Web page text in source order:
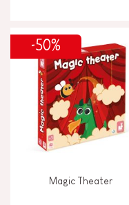
-50%
Magic Theater